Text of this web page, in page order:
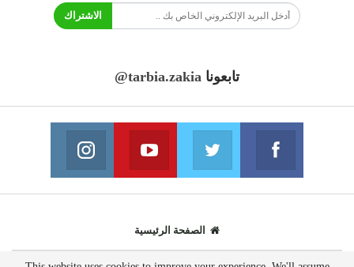
الاشتراك
تابعونا @tarbia.zakia
فايسبوك
انضم الينا انضم الينا
يوتيوب
انضم الينا
الصفحة الرئيسية